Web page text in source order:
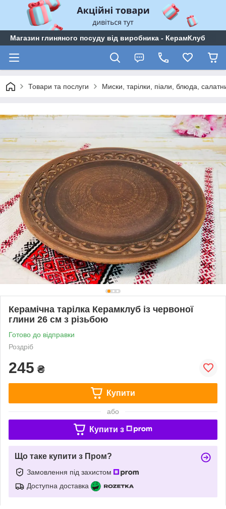
Магазин глиняного посуду від виробника - КерамКлуб
Товари та послуги Миски, тарілки, піали, блюда,
Керамічна тарілка Керамклуб із червоної
глини 26 см з різьбою
Готово до відправки
Роздріб
245 ₴
Купити
або
Купити з
Що таке купити з Пром?
Замовлення під захистом
Доступна доставка